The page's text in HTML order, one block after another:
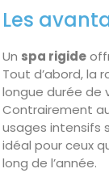
Les
Un spa rigide
Tout d’abord, la
longue durée de
Contrairement
usages intensifs
idéal pour ceux
long de l’année.